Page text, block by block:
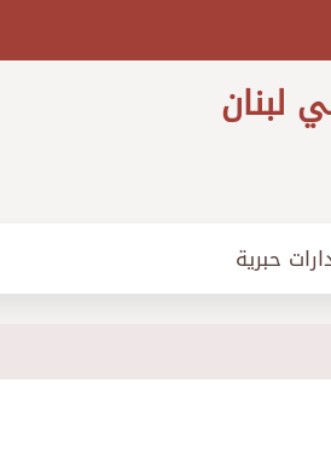
لبنان
حبرية